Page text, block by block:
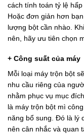
cách tính toán tỷ lệ
Hoặc đơn giản hơn
lượng bột cần nhào.
nên, hãy ưu tiên chọn
+ Công suất của máy
Mỗi loại máy trộn bột
nhu cầu riêng của
nhằm phục vụ mục
là máy trộn bột mì
năng bổ sung. Đó là lý
nên cân nhắc và quan